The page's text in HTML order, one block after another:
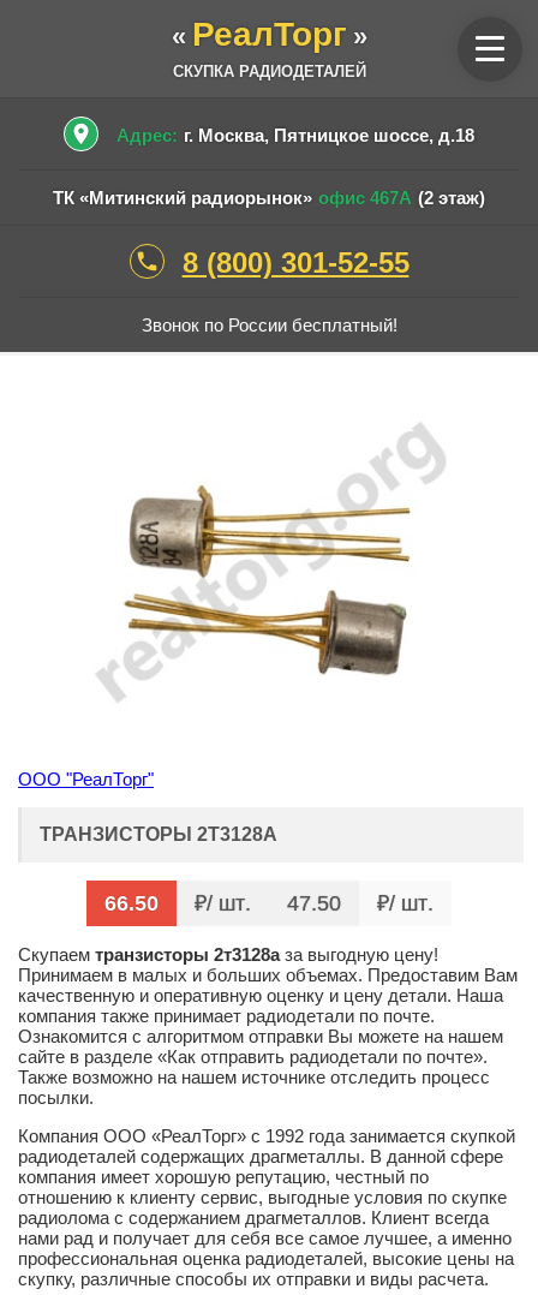
« РеалТорг »
СКУПКА РАДИОДЕТАЛЕЙ
place Адрес: г. Москва, Пятницкое шоссе, д.18
ТК «Митинский радиорынок» офис 467А (2 этаж)
phone 8 (800) 301-52-55
Звонок по России бесплатный!
ООО "РеалТорг"
ТРАНЗИСТОРЫ 2Т3128А
66.50 / шт 47.50 / шт
Скупаем транзисторы 2т3128аза выгодную цену!
Принимаем в малых и больших объемах. Предоставим Вам
качественную и оперативную оценку и цену детали. Наша
компания также принимает радиодетали по почте.
Ознакомится с алгоритмом отправки Вы можете на нашем
сайте в разделе «Как отправить радиодетали по почте».
Также возможно на нашем источнике отследить процесс
посылки.
Компания ООО «РеалТорг» с 1992 года занимается скупкой
радиодеталей содержащих драгметаллы. В данной сфере
компания имеет хорошую репутацию, честный по
отношению к клиенту сервис, выгодные условия по скупке
радиолома с содержанием драгметаллов. Клиент всегда
нами рад и получает для себя все самое лучшее, а именно
профессиональная оценка радиодеталей, высокие цены на
скупку, различные способы их отправки и виды расчета.